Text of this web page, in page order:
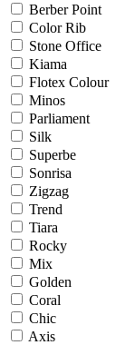
Berber Point
Color Rib
Stone Office
Kiama
Flotex Colour
Minos
Parliament
Silk
Superbe
Sonrisa
Zigzag
Trend
Tiara
Rocky
Mix
Golden
Coral
Chic
Axis